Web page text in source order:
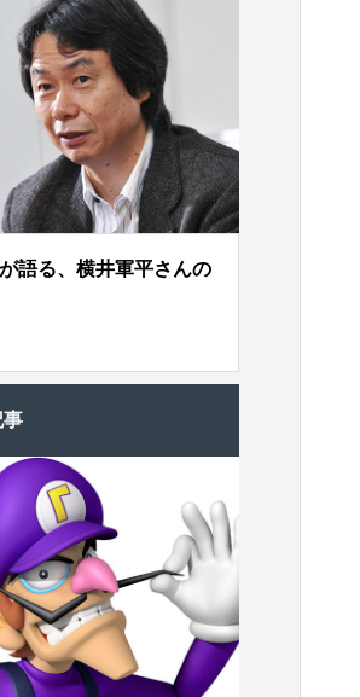
語る、横井軍平さんの
事